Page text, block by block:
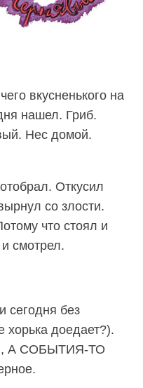
вкусненького на
нашел. Гриб.
Нес домой.
Откусил
со злости.
что стоял и
смотрел.
сегодня без
хорька доедает?).
А СОБЫТИЯ-ТО